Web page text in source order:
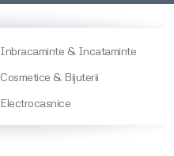
Inbracaminte & Incataminte
Cosmetice & Bijuterii
Electrocasnice